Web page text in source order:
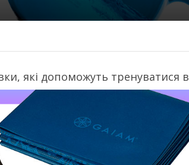
які допоможуть тренуватися